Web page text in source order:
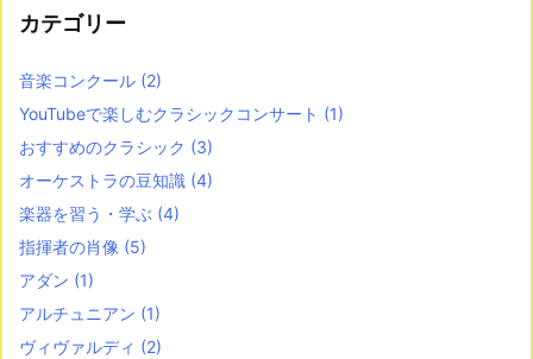
カテゴリー
音楽コンクール (2)
YouTubeで楽しむクラシックコンサート (1)
おすすめのクラシック (3)
オーケストラの豆知識 (4)
楽器を習う・学ぶ (4)
指揮者の肖像 (5)
アダン (1)
アルチュニアン (1)
ヴィヴァルディ (2)